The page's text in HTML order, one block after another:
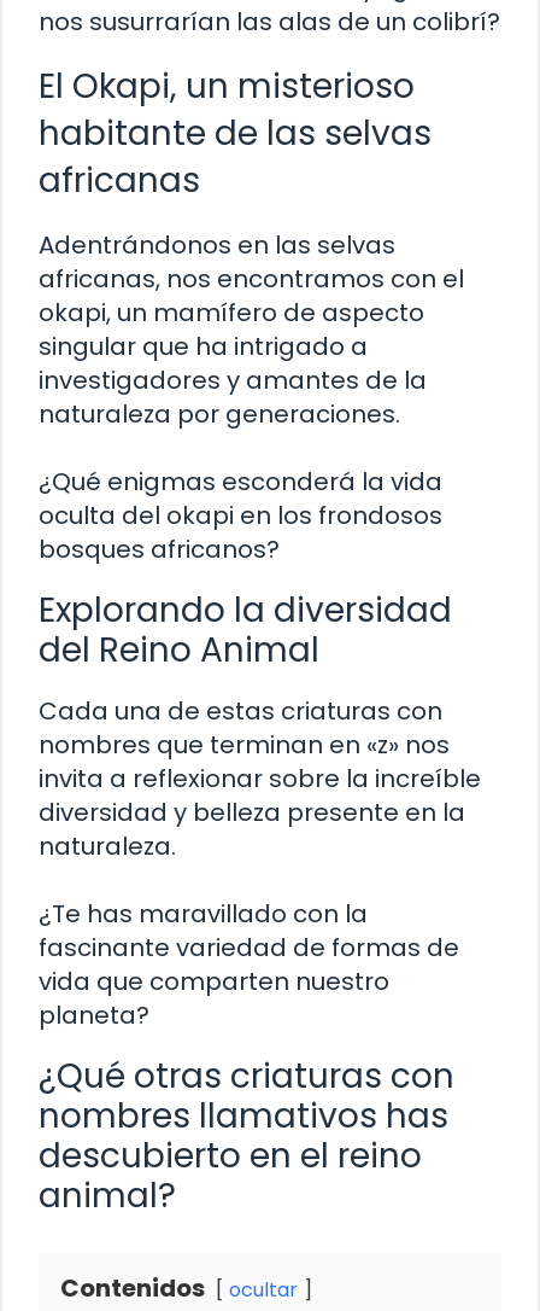
nos susurrarían las alas de un colibrí?
El Okapi, un misterioso
habitante de las selvas
africanas
Adentrándonos en las selvas
africanas, nos encontramos con el
okapi, un mamífero de aspecto
singular que ha intrigado a
investigadores y amantes de la
naturaleza por generaciones.
¿Qué enigmas esconderá la vida
oculta del okapi en los frondosos
bosques africanos?
Explorando la diversidad
del Reino Animal
Cada una de estas criaturas con
nombres que terminan en «z» nos
invita a reflexionar sobre la increíble
diversidad y belleza presente en la
naturaleza.
¿Te has maravillado con la
fascinante variedad de formas de
vida que comparten nuestro
planeta?
¿Qué otras criaturas con
nombres llamativos has
descubierto en el reino
animal?
Contenidos ocultar